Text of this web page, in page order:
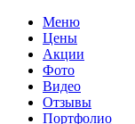
Меню
Цены
Акции
Фото
Видео
Отзывы
Портфолио